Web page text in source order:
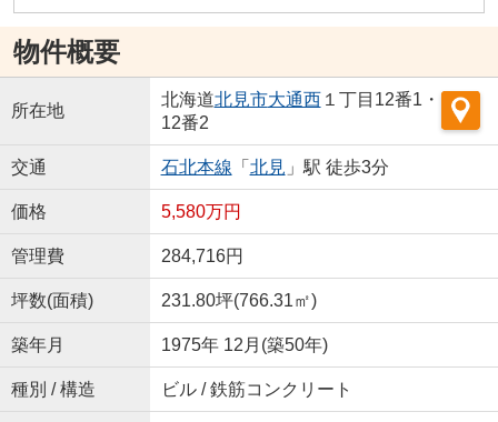
物件概要
所在地
北海道北見市大通西１丁目12番1・
12番2
交通 石北本線 「 北見 」駅 徒歩3分
価格 5,580万円
管理費 284,716円
坪数(面積) 231.80坪(766.31㎡)
築年月 1975年 12月(築50年)
種別 / 構造 ビル / 鉄筋コンクリート